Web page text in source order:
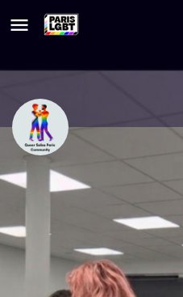
Asso Queer
Parce que ce sont nos vies
a voulu nous imposer ! Alors
Comment y aller ?